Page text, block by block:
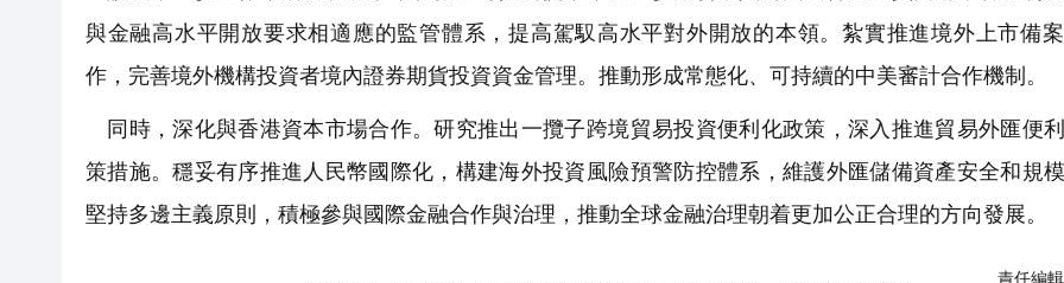
與金融高水平開放要求相適應的監管體系，提高駕馭高水平對外開放的本領。紮實推進境外上市備
作，完善境外機構投資者境內證券期貨投資資金管理。推動形成常態化、可持續的中美審計合作機制。
同時，深化與香港資本市場合作。研究推出一攬子跨境貿易投資便利化政策，深入推進貿易外匯便
策措施。穩妥有序推進人民幣國際化，構建海外投資風險預警防控體系，維護外匯儲備資產安全和規
堅持多邊主義原則，積極參與國際金融合作與治理，推動全球金融治理朝着更加公正合理的方向發展。
責任編